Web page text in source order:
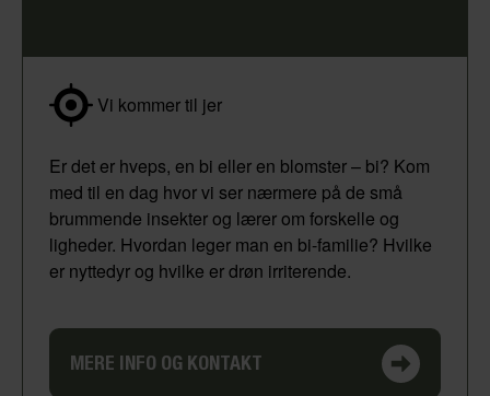
Vi kommer til jer
Er det er hveps, en bi eller en blomster – bi? Kom
med til en dag hvor vi ser nærmere på de små
brummende insekter og lærer om forskelle og
ligheder. Hvordan leger man en bi-familie? Hvilke
er nyttedyr og hvilke er drøn irriterende.
MERE INFO OG KONTAKT